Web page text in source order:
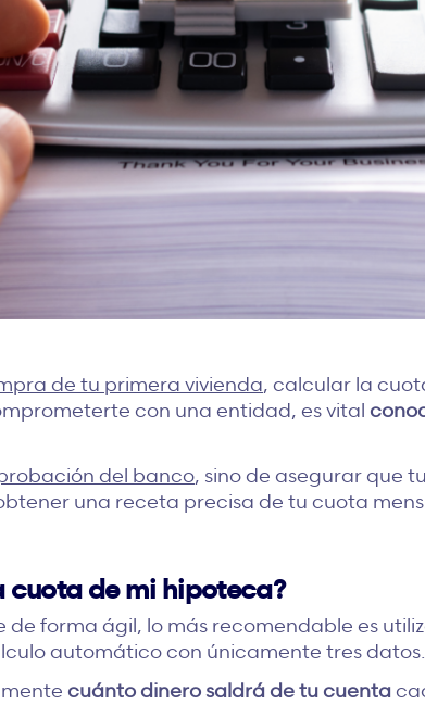
de tu primera vivienda, calcular la
con una entidad, es vital
del banco, sino de asegurar que
una receta precisa de tu cuota
cuota de mi hipoteca?
forma ágil, lo más recomendable es
automático con únicamente tres datos.
cuánto dinero saldrá de tu cuenta